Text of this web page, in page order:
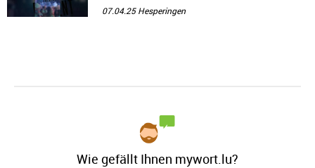
07.04.25Hesperingen
Wie gefällt Ihnen mywort.lu?